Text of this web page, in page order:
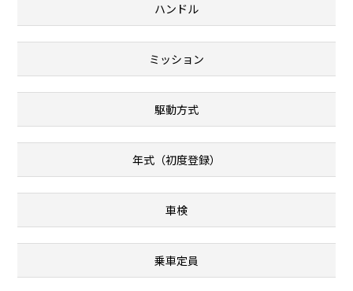
ハンドル
ミッション
駆動方式
年式（初度登録）
車検
乗車定員